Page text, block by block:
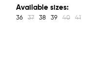
Available sizes:
36 37 38 39 40 41